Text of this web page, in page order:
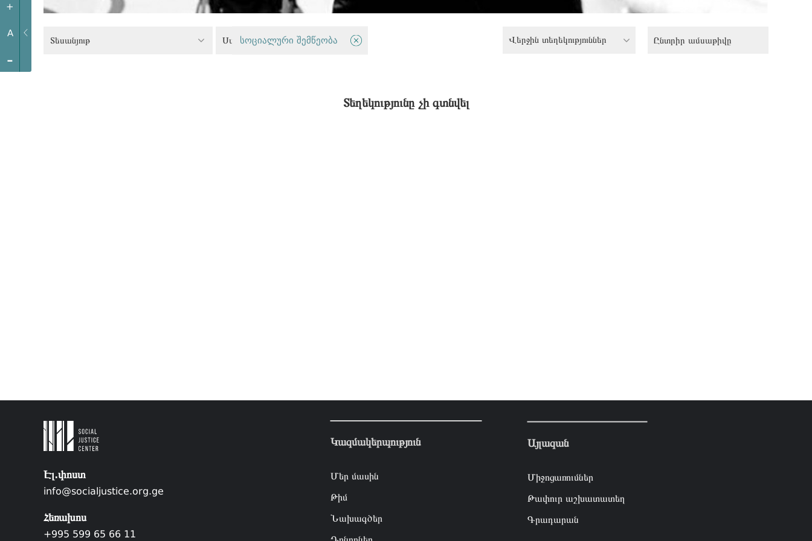
+
A
-
Տեսանյութ Սահմանափակ հնարավորություններ ունեցող անձանց իրավունքներ
სოციალური შემწეობა Վերջին տեղեկություններ
Տեղեկությունը չի գտնվել
Էլ.փոստ
info@socialjustice.org.ge
Հեռախոս
+995 599 65 66 11
Կազմակերպություն
Մեր մասին
Թիմ
Նախագծեր
Այլազան
Միջոցառումներ
Թափուր աշխատատեղ
Գրադարան